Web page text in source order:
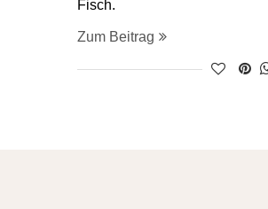
Fisch.
Zum Beitrag